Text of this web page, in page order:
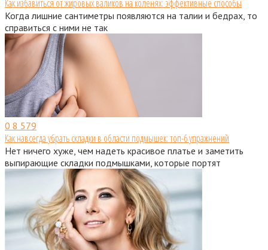
Как избавиться от жировых валиков на коленях: эффективные способы
Когда лишние сантиметры появляются на талии и бедрах, то
справиться с ними не так
0 8 579
Как навсегда убрать складки в области подмышек: топ-6 упражнений
Нет ничего хуже, чем надеть красивое платье и заметить
выпирающие складки подмышками, которые портят